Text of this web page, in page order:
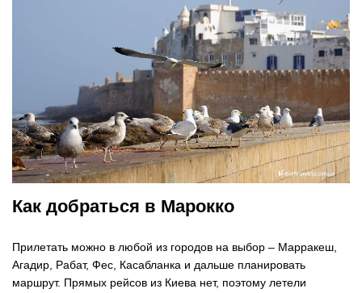
Как добраться в Марокко
Прилетать можно в любой из городов на выбор – Марракеш,
Агадир, Рабат, Фес, Касабланка и дальше планировать
маршрут. Прямых рейсов из Киева нет, поэтому летели